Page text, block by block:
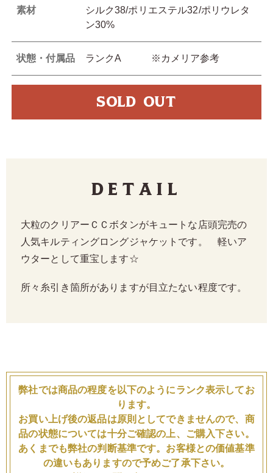
素材
シルク38/ポリエステル32/ポリウレタ
ン30%
状態・付属品 ランクA ※カメリア参考
SOLD OUT
Detail
大粒のクリアーＣＣボタンがキュートな店頭完売の
人気キルティングロングジャケットです。 軽いア
ウターとして重宝します☆
所々糸引き箇所がありますが目立たない程度です。
弊社では商品の程度を以下のようにランク表示してお
ります。
お買い上げ後の返品は原則としてできませんので、商
品の状態については十分ご確認の上、ご購入下さい。
あくまでも弊社の判断基準です。お客様との価値基準
の違いもありますので予めご了承下さい。